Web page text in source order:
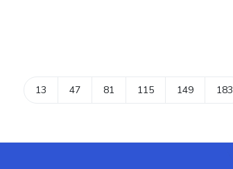
13 47 81 115 149 183